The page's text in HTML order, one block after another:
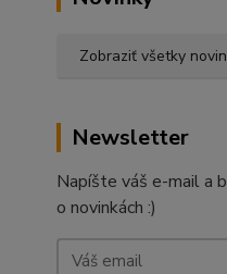
Zobraziť všetky
Newsletter
Napíšte váš e-mail a
o novinkách :)